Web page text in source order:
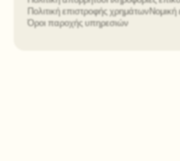
Πολιτική επιστροφής χρημάτωνΝομική
Όροι παροχής υπηρεσιών